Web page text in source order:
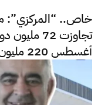
خاص.. “المركزي”:
تجاوزت 72
أغسطس 220 مليون دولار